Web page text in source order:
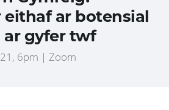
eithaf ar botensial
ar gyfer twf
6pm | Zoom